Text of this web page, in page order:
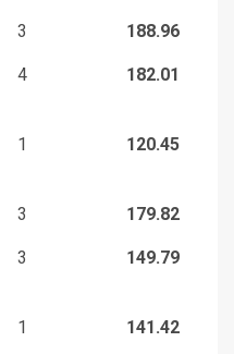
3 188.96
4 182.01
1 120.45
3 179.82
3 149.79
1 141.42